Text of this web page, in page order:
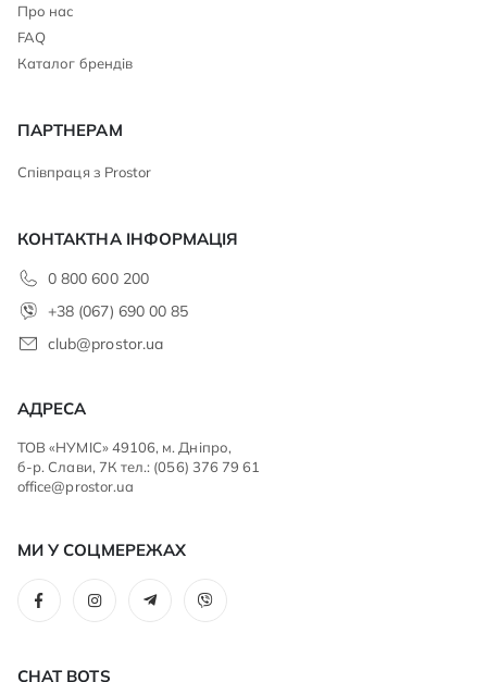
Про нас
FAQ
Каталог брендів
ПАРТНЕРАМ
Співпраця з Prostor
КОНТАКТНА ІНФОРМАЦІЯ
0 800 600 200
+38 (067) 690 00 85
club@prostor.ua
АДРЕСА
ТОВ «НУМІС» 49106, м. Дніпро,
б-р. Слави, 7К тел.: (056) 376 79 61
office@prostor.ua
МИ У СОЦМЕРЕЖАХ
CHAT BOTS